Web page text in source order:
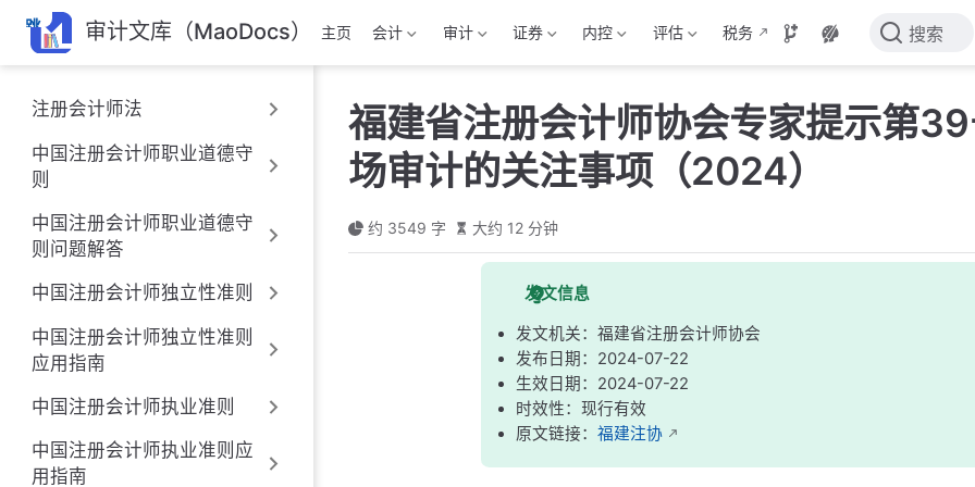
跳
至
主
要
內
容
审计文库（MaoDocs） 主页 会计 审计 证券 内控 评估 税务 搜索
注册会计师法
中国注册会计师职业道德守
则
中国注册会计师职业道德守
则问题解答
中国注册会计师独立性准则
中国注册会计师独立性准则
应用指南
中国注册会计师执业准则
中国注册会计师执业准则应
用指南
福建省注册会计师协会专家提示第
场审计的关注事项（2024）
约 3549 字 大约 12 分钟
发文信息
发文机关：福建省注册会计师协会
发布日期：2024-07-22
生效日期：2024-07-22
时效性：现行有效
原文链接：福建注协